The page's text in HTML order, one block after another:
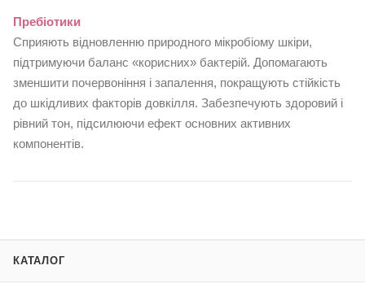
Пребіотики
Сприяють відновленню природного мікробіому шкіри,
підтримуючи баланс «корисних» бактерій. Допомагають
зменшити почервоніння і запалення, покращують стійкість
до шкідливих факторів довкілля. Забезпечують здоровий і
рівний тон, підсилюючи ефект основних активних
компонентів.
КАТАЛОГ